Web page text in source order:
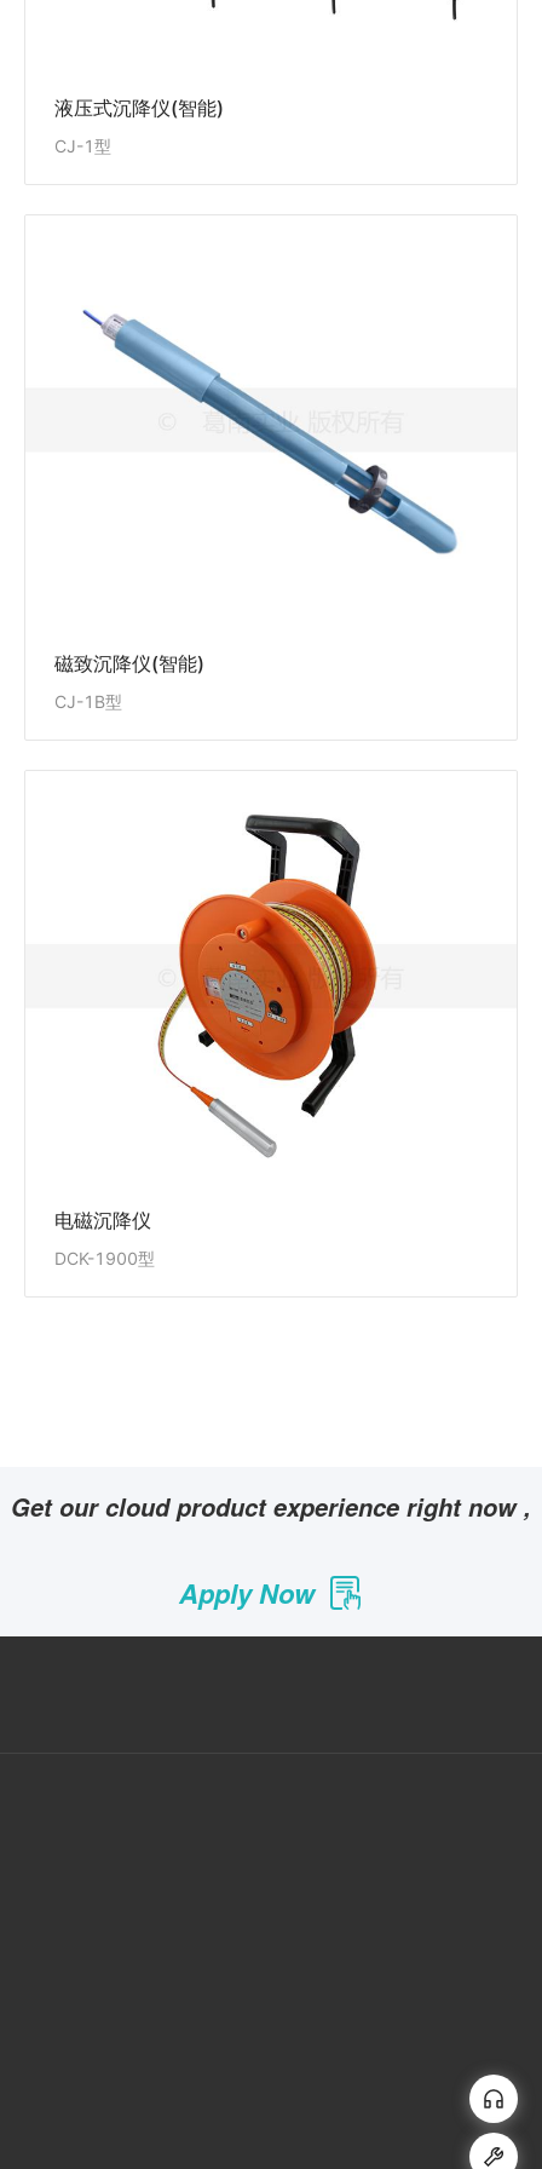
液压式沉降仪(智能)
CJ-1型
磁致沉降仪(智能)
CJ-1B型
CJ-1B型磁致沉降仪(智能)用于长期监测构筑物内、外
部的沉降，广泛适用大坝、桥梁、边坡、地基、公路路
堤、工民用建筑等，以及回填土体的内、外部沉降变形
监测。
电磁沉降仪
DCK-1900型
电磁沉降仪
DCK-1900型
DCK-1900型电磁沉降仪适用于测量土石坝的分层沉
降，及路堤、地基在开挖堆载过程中的沉降或隆起。
View Details
Get our cloud product experience right now ,
Apply Now